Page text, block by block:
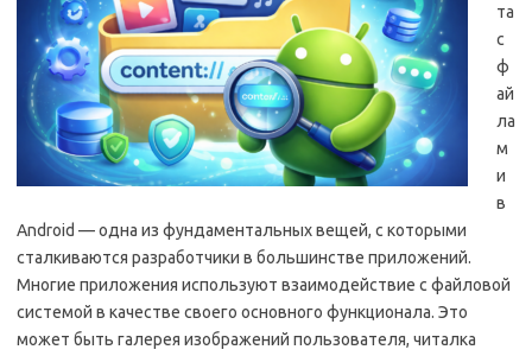
та
с
ф
ай
ла
м
и
в
Android — одна из фундаментальных вещей, с которыми
сталкиваются разработчики в большинстве приложений.
Многие приложения используют взаимодействие с файловой
системой в качестве своего основного функционала. Это
может быть галерея изображений пользователя, читалка